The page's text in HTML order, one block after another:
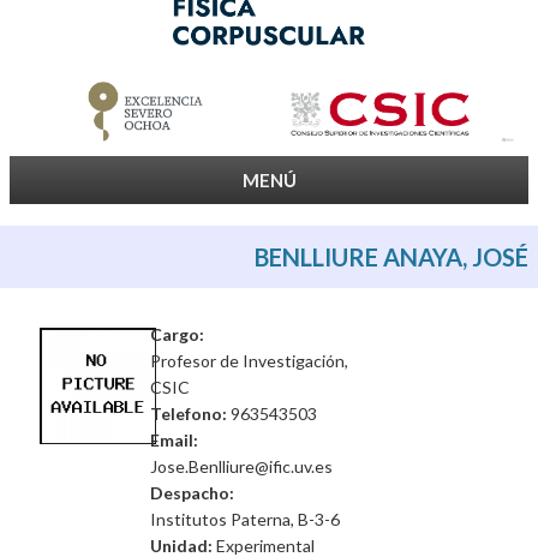
MENÚ
BENLLIURE ANAYA, JOSÉ
Cargo:
Profesor de Investigación,
CSIC
Telefono: 963543503
Email:
Jose.Benlliure@ific.uv.es
Despacho:
Institutos Paterna, B-3-6
Unidad: Experimental